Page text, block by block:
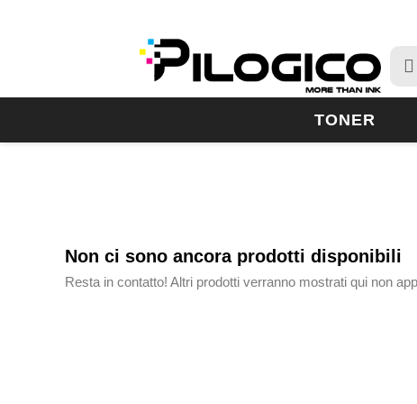
TONER
Non ci sono ancora prodotti disponibili
Resta in contatto! Altri prodotti verranno mostrati qui non